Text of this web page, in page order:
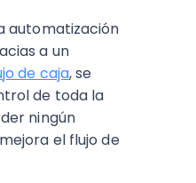
automatización
a un
de caja, se
de toda la
ningún
el flujo de